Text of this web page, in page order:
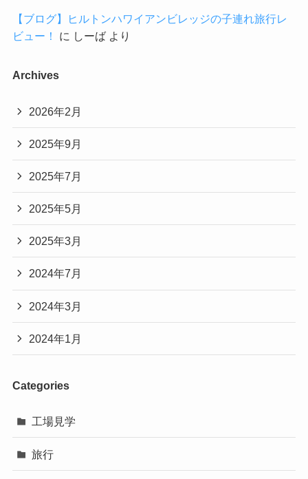
【ブログ】ヒルトンハワイアンビレッジの子連れ旅行レ
ビュー！
に しーばより
Archives
2026年2月
2025年9月
2025年7月
2025年5月
2025年3月
2024年7月
2024年3月
2024年1月
Categories
工場見学
旅行